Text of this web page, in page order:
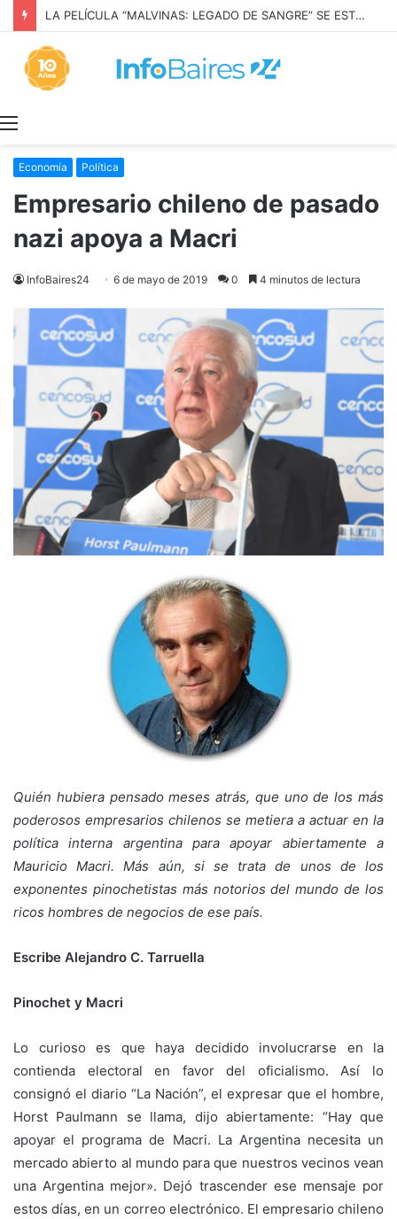
Economía Política
Empresario chileno de pasado
nazi apoya a Macri
InfoBaires24 6 de mayo de 2019 0 4 minutos de lectura
Quién hubiera pensado meses atrás, que uno de los más
poderosos empresarios chilenos se metiera a actuar en la
política interna argentina para apoyar abiertamente a
Mauricio Macri. Más aún, si se trata de unos de los
exponentes pinochetistas más notorios del mundo de los
ricos hombres de negocios de ese país.
Escribe Alejandro C. Tarruella
Pinochet y Macri
Lo curioso es que haya decidido involucrarse en la
contienda electoral en favor del oficialismo. Así lo
consignó el diario “La Nación”, el expresar que el hombre,
Horst Paulmann se llama, dijo abiertamente: “Hay que
apoyar el programa de Macri. La Argentina necesita un
mercado abierto al mundo para que nuestros vecinos vean
una Argentina mejor». Dejó trascender ese mensaje por
estos días, en un correo electrónico. El empresario chileno